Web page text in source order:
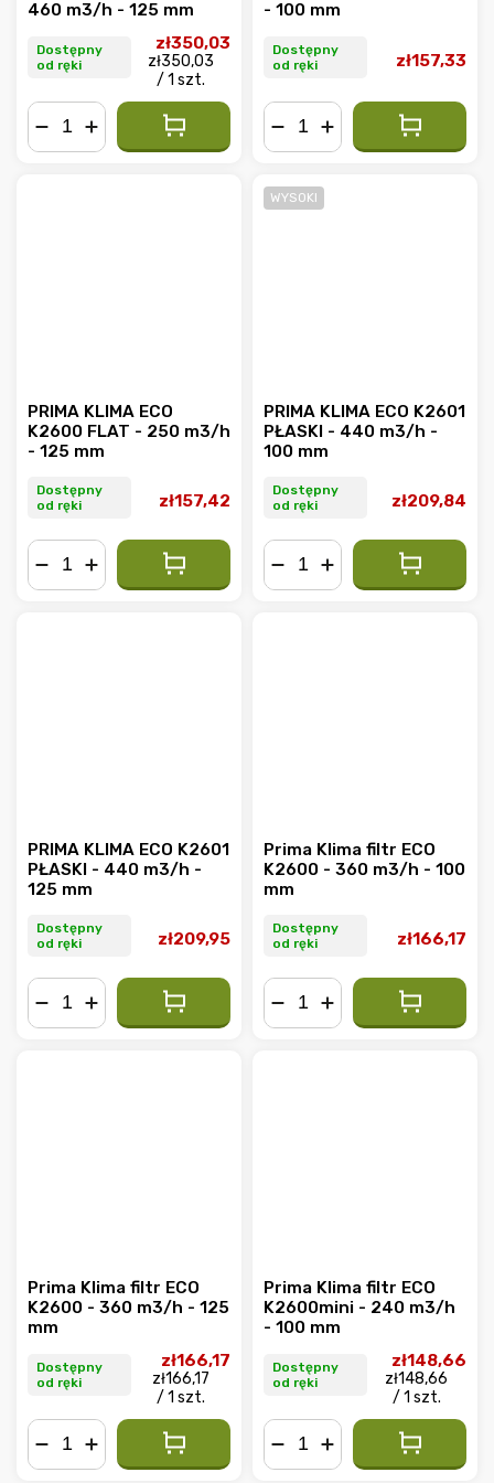
460 m3/h - 125 mm
Dostępny
od ręki
zł350,03
zł350,03
/ 1 szt.
- 100 mm
Dostępny
od ręki
zł157,33
PRIMA KLIMA ECO
K2600 FLAT - 250 m3/h
- 125 mm
Dostępny
od ręki
zł157,42
WYSOKI
PRIMA KLIMA ECO K2601
PŁASKI - 440 m3/h -
100 mm
Dostępny
od ręki
zł209,84
PRIMA KLIMA ECO K2601
PŁASKI - 440 m3/h -
125 mm
Dostępny
od ręki
zł209,95
Prima Klima filtr ECO
K2600 - 360 m3/h - 100
mm
Dostępny
od ręki
zł166,17
Prima Klima filtr ECO
K2600 - 360 m3/h - 125
mm
Dostępny
od ręki
zł166,17
zł166,17
/ 1 szt.
Prima Klima filtr ECO
K2600mini - 240 m3/h
- 100 mm
Dostępny
od ręki
zł148,66
zł148,66
/ 1 szt.